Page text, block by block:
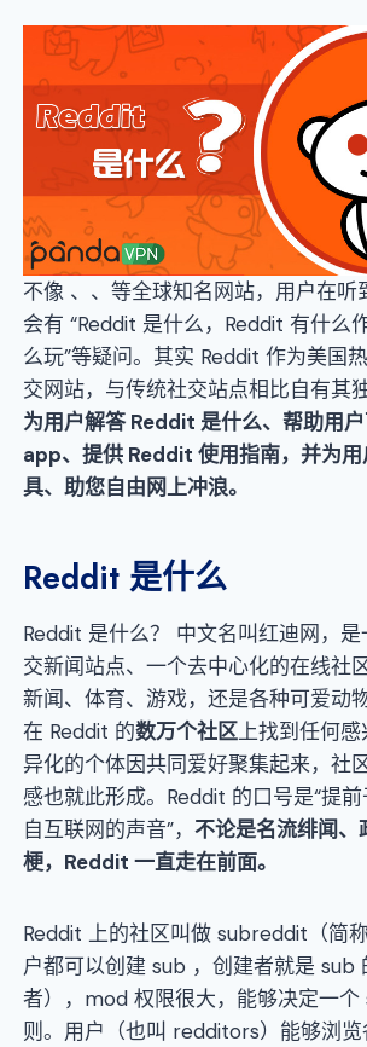
不像 、、等全球知名网站，用户在听
会有 “Reddit 是什么，Reddit 有什么
么玩”等疑问。其实 Reddit 作为美国
交网站，与传统社交站点相比自有其
为用户解答 Reddit 是什么、帮助用
app、提供 Reddit 使用指南，并为
具、助您自由网上冲浪。
Reddit 是什么
Reddit 是什么？
中文名叫红迪网，
交新闻站点、一个去中心化的在线社
新闻、体育、游戏，还是各种可爱动
在 Reddit 的数万个社区上找到任何
异化的个体因共同爱好聚集起来，社
感也就此形成。Reddit 的口号是“提
自互联网的声音”，不论是名流绯闻、
梗，Reddit 一直走在前面。
Reddit 上的社区叫做 subreddit（简
户都可以创建 sub ，创建者就是 sub
者），mod 权限很大，能够决定一
则。用户（也叫 redditors）能够浏